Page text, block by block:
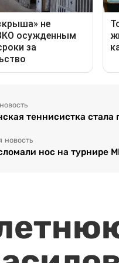
теннисистка
новость
нос на турнире